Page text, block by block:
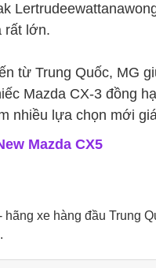
rất lớn.
từ Trung Quốc, MG
Mazda CX-3 đồng
nhiều lựa chọn mới
Mazda CX5
hãng xe hàng đầu Trung